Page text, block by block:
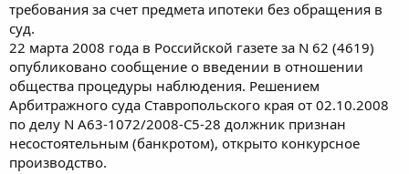
требования за счет предмета ипотеки без обращения в
суд.
22 марта 2008 года в Российской газете за N 62 (4619)
опубликовано сообщение о введении в отношении
общества процедуры наблюдения. Решением
Арбитражного суда Ставропольского края от 02.10.2008
по делу N А63-1072/2008-С5-28 должник признан
несостоятельным (банкротом), открыто конкурсное
производство.